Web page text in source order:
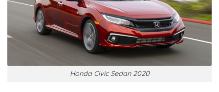
Honda Civic Sedan 2020